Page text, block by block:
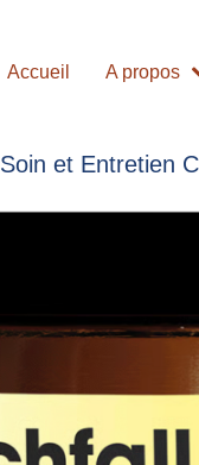
Accueil A propos
Soin et Entretien